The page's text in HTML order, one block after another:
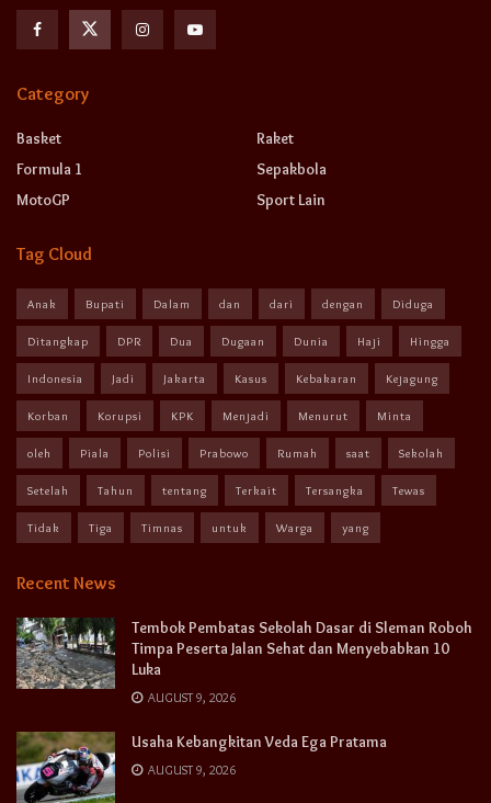
Category
Basket
Formula 1
MotoGP
Raket
Sepakbola
Sport Lain
Tag Cloud
Anak Bupati Dalam dan dari dengan Diduga
Ditangkap DPR Dua Dugaan Dunia Haji Hingga
Indonesia Jadi Jakarta Kasus Kebakaran Kejagung
Korban Korupsi KPK Menjadi Menurut Minta
oleh Piala Polisi Prabowo Rumah saat Sekolah
Setelah Tahun tentang Terkait Tersangka Tewas
Tidak Tiga Timnas untuk Warga yang
Recent News
Tembok Pembatas Sekolah Dasar di Sleman Roboh
Timpa Peserta Jalan Sehat dan Menyebabkan 10
Luka
AUGUST 9, 2026
Usaha Kebangkitan Veda Ega Pratama
AUGUST 9, 2026